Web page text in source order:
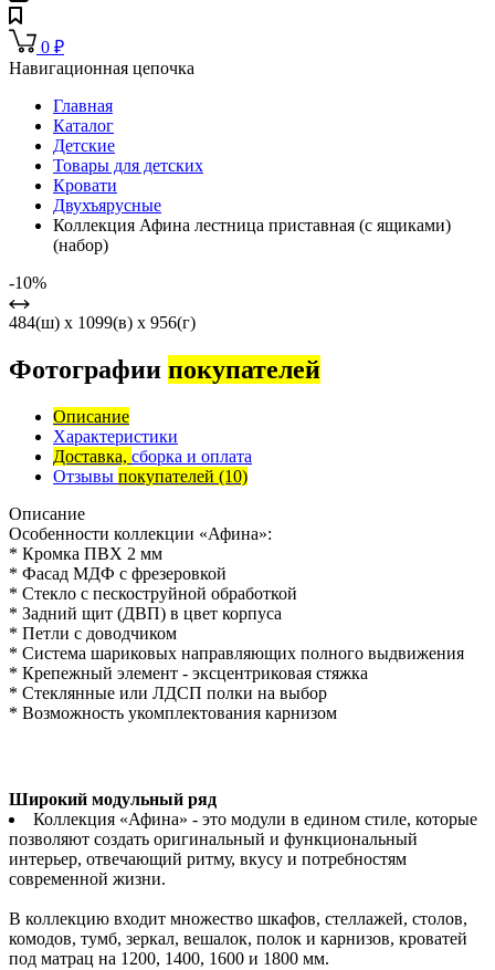
0 ₽
Навигационная цепочка
Главная
Каталог
Детские
Товары для детских
Кровати
Двухъярусные
Коллекция Афина лестница приставная (с ящиками)
(набор)
-10%
484(ш) x 1099(в) x 956(г)
Фотографии покупателей
Описание
Характеристики
Доставка, сборка и оплата
Отзывы покупателей (10)
Описание
Особенности коллекции «Афина»:
* Кромка ПВХ 2 мм
* Фасад МДФ с фрезеровкой
* Стекло с пескоструйной обработкой
* Задний щит (ДВП) в цвет корпуса
* Петли с доводчиком
* Система шариковых направляющих полного выдвижения
* Крепежный элемент - эксцентриковая стяжка
* Стеклянные или ЛДСП полки на выбор
* Возможность укомплектования карнизом
Широкий модульный ряд
Коллекция «Афина» - это модули в едином стиле, которые
позволяют создать оригинальный и функциональный
интерьер, отвечающий ритму, вкусу и потребностям
современной жизни.
В коллекцию входит множество шкафов, стеллажей, столов,
комодов, тумб, зеркал, вешалок, полок и карнизов, кроватей
под матрац на 1200, 1400, 1600 и 1800 мм.